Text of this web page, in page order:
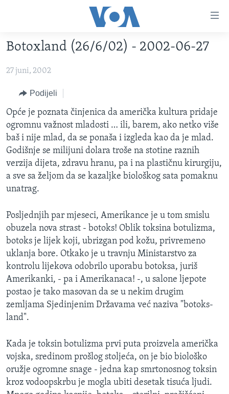
glavni
Pređi
navigaciju
Idi
na
pretragu
VIDEO
FOTOGRAFIJE DANA
VIJESTI
SJEDINJENE AMERIČKE DRŽAVE
BOSNA I HERCEGOVINA
SVIJET
NAUKA I TEHNOLOGIJA
SPECIJALNI PROJEKTI
KORUPCIJA
SLOBODA MEDIJA
IZBJEGLIČKA STRANA
MAGAZIN
O GLASU AMERIKE
Learning English
PRATITE NAS
Jezici
Botoxland (26/6/02) - 2002-06-27
27 juni, 2002
Podijeli
Opće je poznata činjenica da američka kultura pridaje
ogromnu važnost mladosti … ili, barem, ako netko više
baš i nije mlad, da se ponaša i izgleda kao da je mlad.
Godišnje se milijuni dolara troše na stotine raznih
verzija dijeta, zdravu hranu, pa i na plastičnu kirurgiju,
a sve sa željom da se kazaljke biološkog sata pomaknu
unatrag.
Posljednjih par mjeseci, Amerikance je u tom smislu
obuzela nova strast - botoks! Oblik toksina botulizma,
botoks je lijek koji, ubrizgan pod kožu, privremeno
uklanja bore. Otkako je u travnju Ministarstvo za
kontrolu lijekova odobrilo uporabu botoksa, juriš
Amerikanki, - pa i Amerikanaca! -, u salone ljepote
postao je tako masovan da se u nekim drugim
zemljama Sjedinjenim Državama već naziva "botoks-
land".
Kada je toksin botulizma prvi puta proizvela američka
vojska, sredinom prošlog stoljeća, on je bio biološko
oružje ogromne snage - jedna kap smrtonosnog toksin
kroz vodoopskrbu je mogla ubiti desetak tisuća ljudi.